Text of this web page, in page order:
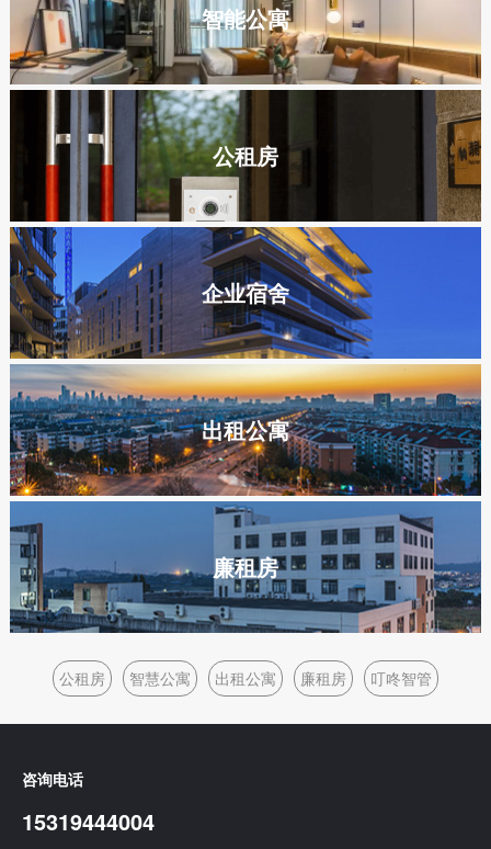
智能公寓
公租房
企业宿舍
出租公寓
廉租房
公租房 智慧公寓 出租公寓 廉租房 叮咚智管
咨询电话
15319444004